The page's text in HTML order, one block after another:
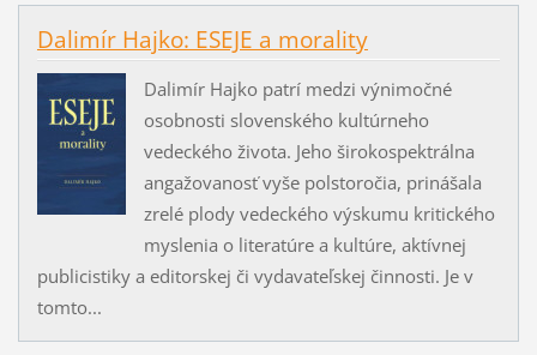
Dalimír Hajko: ESEJE a morality
Dalimír Hajko patrí medzi výnimočné
osobnosti slovenského kultúrneho
vedeckého života. Jeho širokospektrálna
angažovanosť vyše polstoročia, prinášala
zrelé plody vedeckého výskumu kritického
myslenia o literatúre a kultúre, aktívnej
publicistiky a editorskej či vydavateľskej činnosti. Je v
tomto...